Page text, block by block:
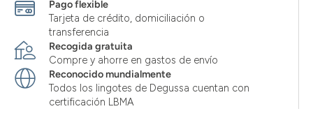
Pago flexible
Tarjeta de crédito, domiciliación o
transferencia
Recogida gratuita
Compre y ahorre en gastos de envío
Reconocido mundialmente
Todos los lingotes de Degussa cuentan con
certificación LBMA